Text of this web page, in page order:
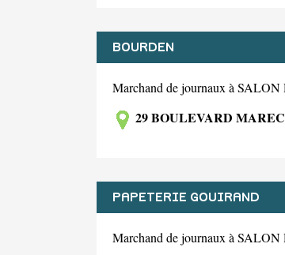
BOURDEN
Marchand de journaux à
29 BOULEVARD
PAPETERIE GOUIRAND
Marchand de journaux à